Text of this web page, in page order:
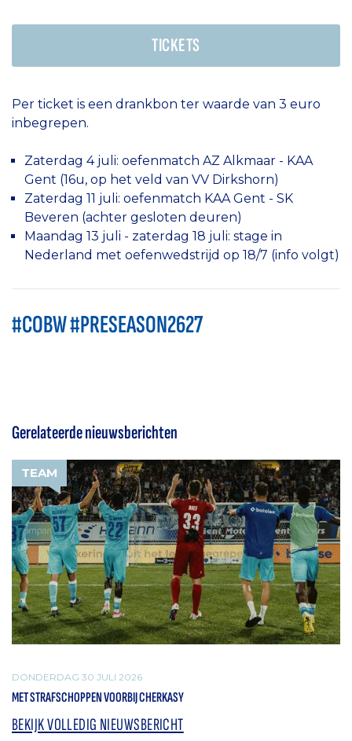
TICKETS
Per ticket is een drankbon ter waarde van 3 euro
inbegrepen.
Zaterdag 4 juli: oefenmatch AZ Alkmaar - KAA
Gent (16u, op het veld van VV Dirkshorn)
Zaterdag 11 juli: oefenmatch KAA Gent - SK
Beveren (achter gesloten deuren)
Maandag 13 juli - zaterdag 18 juli: stage in
Nederland met oefenwedstrijd op 18/7 (info volgt)
#COBW #PRESEASON2627
Gerelateerde nieuwsberichten
TEAM
DONDERDAG 30 JULI 2026
MET STRAFSCHOPPEN VOORBIJ CHERKASY
BEKIJK VOLLEDIG NIEUWSBERICHT